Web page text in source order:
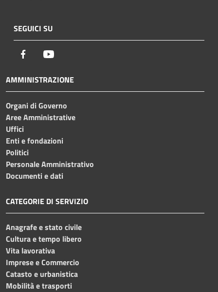
SEGUICI SU
Facebook
AMMINISTRAZIONE
Organi di Governo
Aree Amministrative
Uffici
Enti e fondazioni
Politici
Personale Amministrativo
Documenti e dati
CATEGORIE DI SERVIZIO
Anagrafe e stato civile
Cultura e tempo libero
Vita lavorativa
Imprese e Commercio
Catasto e urbanistica
Mobilità e trasporti